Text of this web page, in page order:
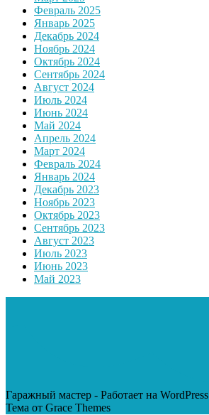
Февраль 2025
Январь 2025
Декабрь 2024
Ноябрь 2024
Октябрь 2024
Сентябрь 2024
Август 2024
Июль 2024
Июнь 2024
Май 2024
Апрель 2024
Март 2024
Февраль 2024
Январь 2024
Декабрь 2023
Ноябрь 2023
Октябрь 2023
Сентябрь 2023
Август 2023
Июль 2023
Июнь 2023
Май 2023
Гаражный мастер - Работает на WordPress
Тема от Grace Themes